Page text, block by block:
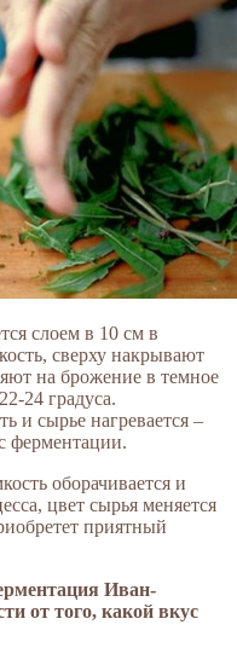
слоем в 10 см в
сверху накрывают
на брожение в темное
24 градуса.
и сырье нагревается –
ферментации.
оборачивается и
цвет сырья меняется
приятный
Иван-
от того, какой вкус